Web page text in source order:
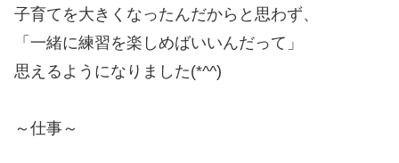
子育てを大きくなったんだからと思わず、
「一緒に練習を楽しめばいいんだって」
思えるようになりました(*^^)
～仕事～